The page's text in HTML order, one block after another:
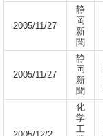
2005/11/27
静
岡
新
聞
2005/11/27
静
岡
新
聞
化
学
工